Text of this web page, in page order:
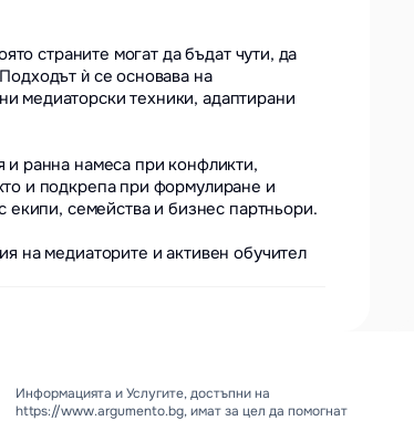
страните могат да бъдат чути, да
ѝ се основава на
медиаторски техники, адаптирани
и ранна намеса при конфликти,
и подкрепа при формулиране и
екипи, семейства и бизнес партньори.
на медиаторите и активен обучител
Информацията и Услугите, достъпни на
https://www.argumento.bg, имат за цел да помогнат